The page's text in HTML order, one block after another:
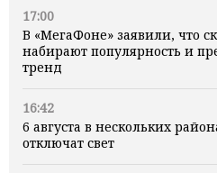
17:00
В «МегаФоне» заявили, что
набирают популярность и
тренд
16:42
6 августа в нескольких
отключат свет